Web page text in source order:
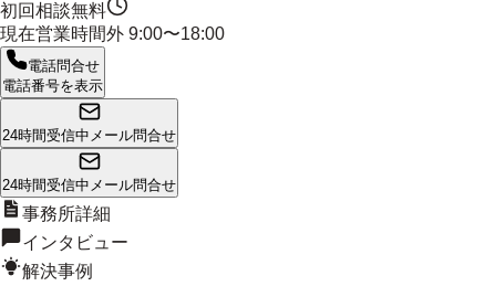
初回相談無料
現在営業時間外 9:00〜18:00
電話問合せ
電話番号を表示
24時間受信中 メール問合せ
24時間受信中 メール問合せ
事務所詳細
インタビュー
解決事例